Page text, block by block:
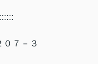
７－３